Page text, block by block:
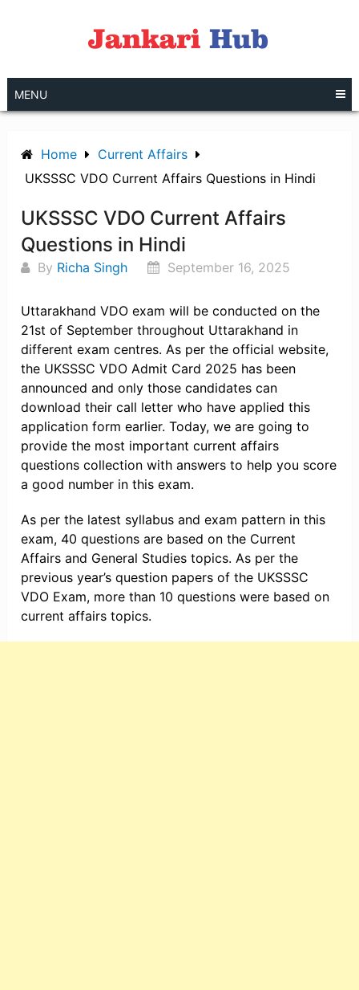
MENU
Home
Current Affairs
UKSSSC VDO Current Affairs Questions in Hindi
UKSSSC VDO Current Affairs
Questions in Hindi
By Richa Singh September 16, 2025
Uttarakhand VDO exam will be conducted on the
21st of September throughout Uttarakhand in
different exam centres. As per the official website,
the UKSSSC VDO Admit Card 2025 has been
announced and only those candidates can
download their call letter who have applied this
application form earlier. Today, we are going to
provide the most important current affairs
questions collection with answers to help you score
a good number in this exam.
As per the latest syllabus and exam pattern in this
exam, 40 questions are based on the Current
Affairs and General Studies topics. As per the
previous year’s question papers of the UKSSSC
VDO Exam, more than 10 questions were based on
current affairs topics.